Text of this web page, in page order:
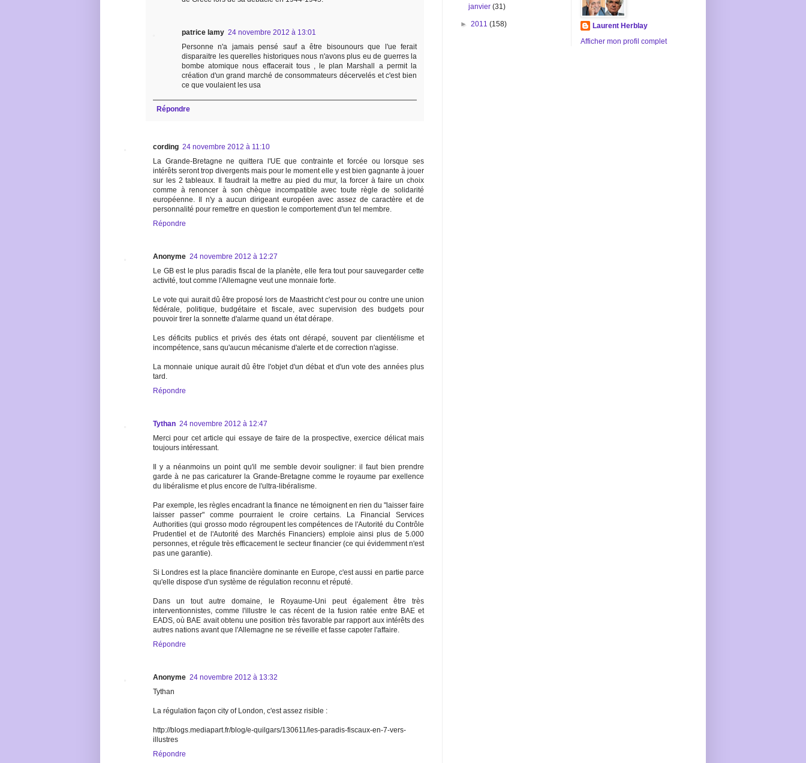
patrice lamy 24 novembre 2012 à 13:01
Personne n'a jamais pensé sauf a être bisounours que l'ue ferait
disparaitre les querelles historiques nous n'avons plus eu de guerres la
bombe atomique nous effacerait tous , le plan Marshall a permit la
création d'un grand marché de consommateurs décervelés et c'est bien
ce que voulaient les usa
Répondre
cording 24 novembre 2012 à 11:10
La Grande-Bretagne ne quittera l'UE que contrainte et forcée ou lorsque ses
intérêts seront trop divergents mais pour le moment elle y est bien gagnante à jouer
sur les 2 tableaux. Il faudrait la mettre au pied du mur, la forcer à faire un choix
comme à renoncer à son chèque incompatible avec toute règle de solidarité
européenne. Il n'y a aucun dirigeant européen avec assez de caractère et de
personnalité pour remettre en question le comportement d'un tel membre.
Répondre
Anonyme 24 novembre 2012 à 12:27
Le GB est le plus paradis fiscal de la planète, elle fera tout pour sauvegarder cette
activité, tout comme l'Allemagne veut une monnaie forte.
Le vote qui aurait dû être proposé lors de Maastricht c'est pour ou contre une union
fédérale, politique, budgétaire et fiscale, avec supervision des budgets pour
pouvoir tirer la sonnette d'alarme quand un état dérape.
Les déficits publics et privés des états ont dérapé, souvent par clientélisme et
incompétence, sans qu'aucun mécanisme d'alerte et de correction n'agisse.
La monnaie unique aurait dû être l'objet d'un débat et d'un vote des années plus
tard.
Répondre
Tythan 24 novembre 2012 à 12:47
Merci pour cet article qui essaye de faire de la prospective, exercice délicat mais
toujours intéressant.
Il y a néanmoins un point qu'il me semble devoir souligner: il faut bien prendre
garde à ne pas caricaturer la Grande-Bretagne comme le royaume par exellence
du libéralisme et plus encore de l'ultra-libéralisme.
Par exemple, les règles encadrant la finance ne témoignent en rien du "laisser faire
laisser passer" comme pourraient le croire certains. La Financial Services
Authorities (qui grosso modo régroupent les compétences de l'Autorité du Contrôle
Prudentiel et de l'Autorité des Marchés Financiers) emploie ainsi plus de 5.000
personnes, et régule très efficacement le secteur financier (ce qui évidemment n'est
pas une garantie).
Si Londres est la place financière dominante en Europe, c'est aussi en partie parce
qu'elle dispose d'un système de régulation reconnu et réputé.
Dans un tout autre domaine, le Royaume-Uni peut également être très
interventionnistes, comme l'illustre le cas récent de la fusion ratée entre BAE et
EADS, où BAE avait obtenu une position très favorable par rapport aux intérêts des
autres nations avant que l'Allemagne ne se réveille et fasse capoter l'affaire.
Répondre
Anonyme 24 novembre 2012 à 13:32
Tythan
La régulation façon city of London, c'est assez risible :
http://blogs.mediapart.fr/blog/e-quilgars/130611/les-paradis-fiscaux-en-7-vers-
illustres
Répondre
janvier(31)
► 2011 (158)
Laurent Herblay
Afficher mon profil complet